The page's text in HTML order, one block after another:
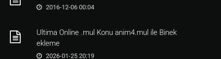
2016-12-06 00:04
Ultima Online .mul Konu anim4.mul ile Binek
ekleme
2026-01-25 20:19